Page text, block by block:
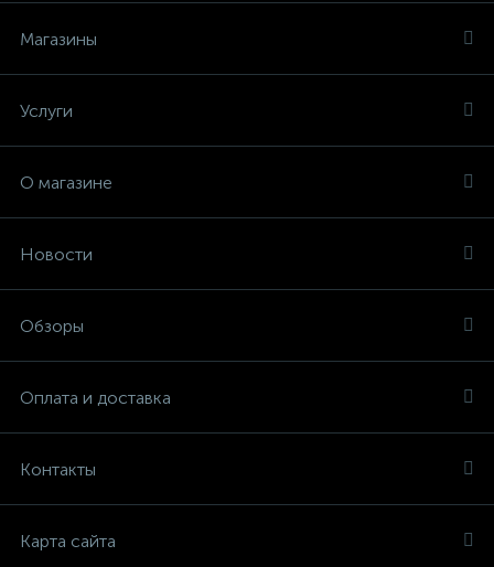
Магазины
Услуги
О магазине
Новости
Обзоры
Оплата и доставка
Контакты
Карта сайта